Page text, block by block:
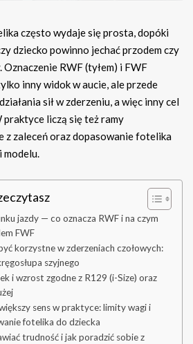
często wydaje się prosta, dopóki
dziecko powinno jechać przodem czy
Oznaczenie RWF (tyłem) i FWF
inny widok w aucie, ale przede
sił w zderzeniu, a więc inny cel
praktyce liczą się też ramy
z zaleceń oraz dopasowanie fotelika
modelu.
jazdy — co oznacza RWF i na czym
FWF
korzystne w zderzeniach czołowych:
szyjnego
i wzrost zgodne z R129 (i-Size) oraz
sens w praktyce: limity wagi i
fotelika do dziecka
trudność i jak poradzić sobie z